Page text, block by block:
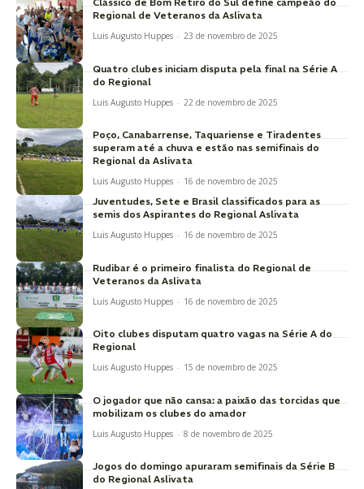
Regional de Veteranos da Aslivata
Luis Augusto Huppes - 23 de novembro de 2025
Quatro clubes iniciam disputa pela final na Série A
do Regional
Luis Augusto Huppes - 22 de novembro de 2025
Poço, Canabarrense, Taquariense e Tiradentes
superam até a chuva e estão nas semifinais do
Regional da Aslivata
Luis Augusto Huppes - 16 de novembro de 2025
Juventudes, Sete e Brasil classificados para as
semis dos Aspirantes do Regional Aslivata
Luis Augusto Huppes - 16 de novembro de 2025
Rudibar é o primeiro finalista do Regional de
Veteranos da Aslivata
Luis Augusto Huppes - 16 de novembro de 2025
Oito clubes disputam quatro vagas na Série A do
Regional
Luis Augusto Huppes - 15 de novembro de 2025
O jogador que não cansa: a paixão das torcidas que
mobilizam os clubes do amador
Luis Augusto Huppes - 8 de novembro de 2025
Jogos do domingo apuraram semifinais da Série B
do Regional Aslivata